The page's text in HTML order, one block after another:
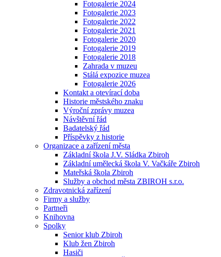
Fotogalerie 2024
Fotogalerie 2023
Fotogalerie 2022
Fotogalerie 2021
Fotogalerie 2020
Fotogalerie 2019
Fotogalerie 2018
Zahrada v muzeu
Stálá expozice muzea
Fotogalerie 2026
Kontakt a otevírací doba
Historie městského znaku
Výroční zprávy muzea
Návštěvní řád
Badatelský řád
Příspěvky z historie
Organizace a zařízení města
Základní škola J.V. Sládka Zbiroh
Základní umělecká škola V. Vačkáře Zbiroh
Mateřská škola Zbiroh
Služby a obchod města ZBIROH s.r.o.
Zdravotnická zařízení
Firmy a služby
Partneři
Knihovna
Spolky
Senior klub Zbiroh
Klub žen Zbiroh
Hasiči